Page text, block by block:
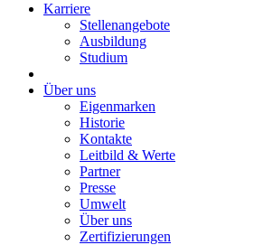
Karriere
Stellenangebote
Ausbildung
Studium
Über uns
Eigenmarken
Historie
Kontakte
Leitbild & Werte
Partner
Presse
Umwelt
Über uns
Zertifizierungen